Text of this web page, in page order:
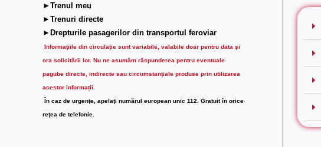
►Trenul meu
►Trenuri directe
►Drepturile pasagerilor din transportul feroviar
Informaţiile din circulaţie sunt variabile, valabile doar pentru data şi
ora solicitării lor. Nu ne asumăm răspunderea pentru eventuale
pagube directe, indirecte sau circumstanțiale produse prin utilizarea
acestor informații.
În caz de urgenţe, apelaţi numărul european unic 112. Gratuit în orice
reţea de telefonie.